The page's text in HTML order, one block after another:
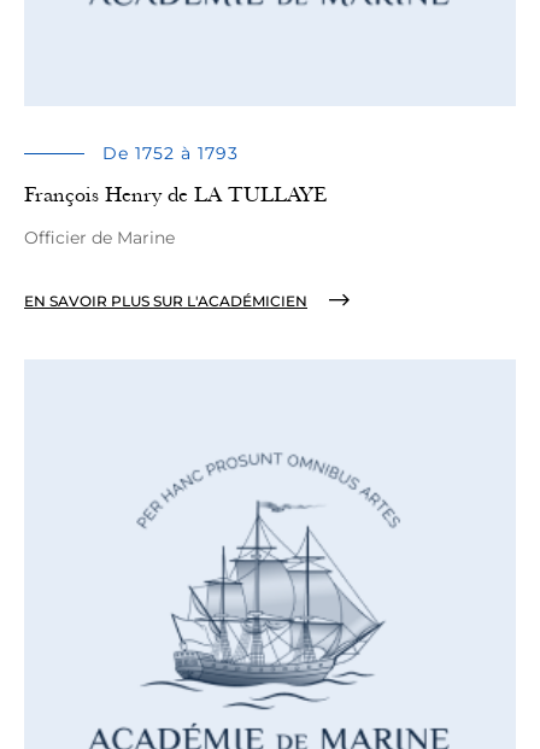
De 1752 à 1793
François Henry de LA TULLAYE
Officier de Marine
EN SAVOIR PLUS SUR L'ACADÉMICIEN